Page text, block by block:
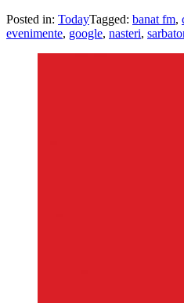
Posted in: TodayTagged: banat fm,
evenimente, google, nasteri,